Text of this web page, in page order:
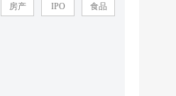
房产 IPO 食品